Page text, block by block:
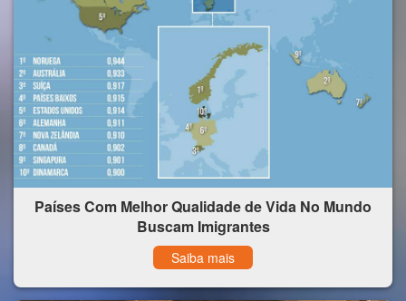
Países Com Melhor Qualidade de Vida No Mundo
Buscam Imigrantes
Saiba mais